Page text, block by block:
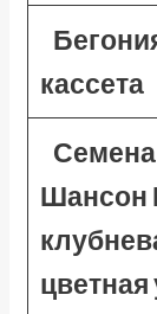
кассета
Шансон
цветная